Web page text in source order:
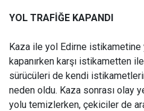
YOL TRAFİĞE KAPANDI
Kaza ile yol Edirne istikametine
kapanırken karşı istikametten
sürücüleri de kendi
neden oldu. Kaza sonrası olay
yolu temizlerken, çekiciler de